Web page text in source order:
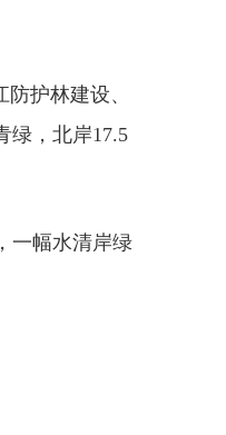
护林建设、
绿，北岸17.5
一幅水清岸绿